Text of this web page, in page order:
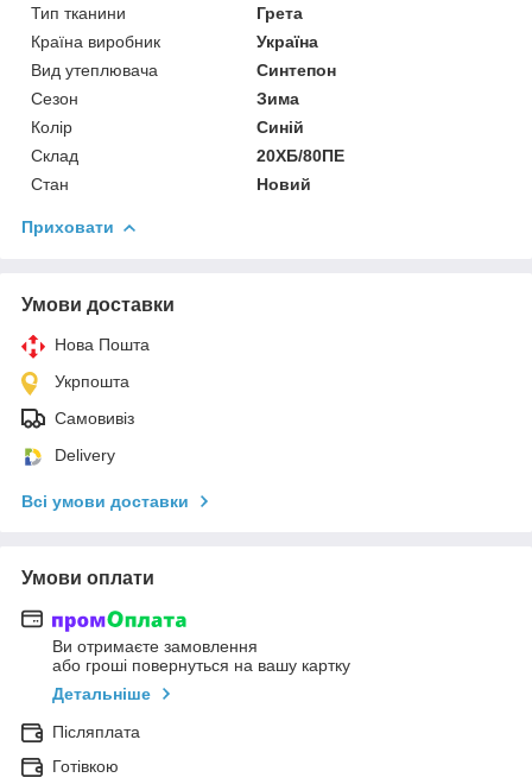
Тип тканини
Грета
Країна виробник
Україна
Вид утеплювача
Синтепон
Сезон
Зима
Колір
Синій
Склад
20ХБ/80ПЕ
Стан
Новий
Приховати
Умови доставки
Нова Пошта
Укрпошта
Самовивіз
Delivery
Всі умови доставки
Умови оплати
Ви отримаєте замовлення
або гроші повернуться на вашу картку
Детальніше
Післяплата
Готівкою